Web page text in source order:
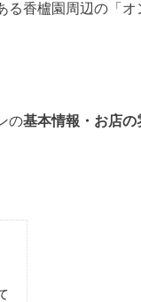
香櫨園周辺の「オ
の基本情報・お店